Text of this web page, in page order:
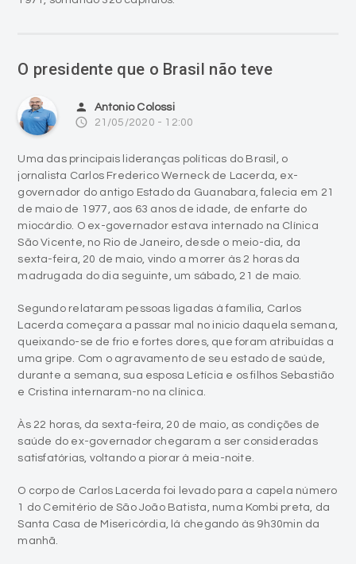
access_time 21/05/2020 - 12:00
Uma das principais lideranças políticas do Brasil, o
jornalista Carlos Frederico Werneck de Lacerda, ex-
de maio de 1977, aos 63 anos de idade, de enfarte do
miocárdio. O ex-governador estava internado na Clínica
São Vicente, no Rio de Janeiro, desde o meio-dia, da
sexta-feira, 20 de maio, vindo a morrer às 2 horas da
madrugada do dia seguinte, um sábado, 21 de maio.
Segundo relataram pessoas ligadas à família, Carlos
Lacerda começara a passar mal no inicio daquela semana,
uma gripe. Com o agravamento de seu estado de saúde,
durante a semana, sua esposa Letícia e os filhos Sebastião
e Cristina internaram-no na clínica.
Às 22 horas, da sexta-feira, 20 de maio, as condições de
saúde do ex-governador chegaram a ser consideradas
O corpo de Carlos Lacerda foi levado para a capela número
1 do Cemitério de São João Batista, numa Kombi preta, da
manhã.
A grande preocupação de todos no velório era evitar que a
mãe de Carlos Lacerda, Dona Olga, então com 85 anos de